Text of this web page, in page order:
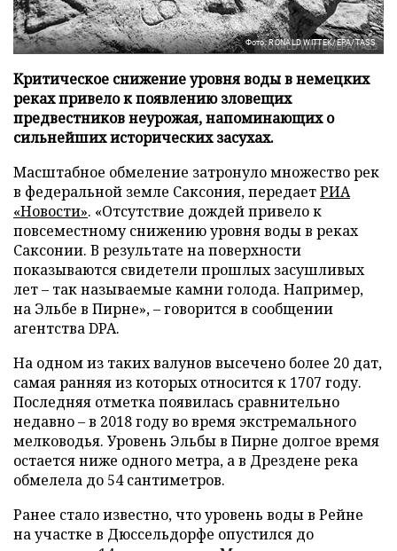
Фото: RONALD WITTEK/EPA/TASS
Критическое снижение уровня воды в немецких
реках привело к появлению зловещих
предвестников неурожая, напоминающих о
сильнейших исторических засухах.
Масштабное обмеление затронуло множество рек
в федеральной земле Саксония, передаетРИА
«Новости». «Отсутствие дождей привело к
повсеместному снижению уровня воды в реках
Саксонии. В результате на поверхности
показываются свидетели прошлых засушливых
лет – так называемые камни голода. Например,
на Эльбе в Пирне», – говорится в сообщении
агентства DPA.
На одном из таких валунов высечено более 20 дат,
самая ранняя из которых относится к 1707 году.
Последняя отметка появилась сравнительно
недавно – в 2018 году во время экстремального
мелководья. Уровень Эльбы в Пирне долгое время
остается ниже одного метра, а в Дрездене река
обмелела до 54 сантиметров.
Ранее стало известно, что уровень воды в Рейне
на участке в Дюссельдорфе опустился до